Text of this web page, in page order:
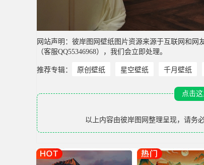
网站声明：彼岸图网壁纸图片资源来源于互联网和
（客服QQ55346968），我们会立即处理。
推荐专辑： 原创壁纸 星空壁纸 千月壁纸
点击
以上内容由彼岸图网 整理呈现，请务